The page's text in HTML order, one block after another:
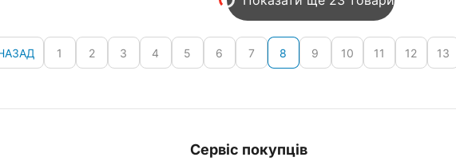
1 2 3 4 5 6 7 8 9 10 11 12 13
Сервіс покупців